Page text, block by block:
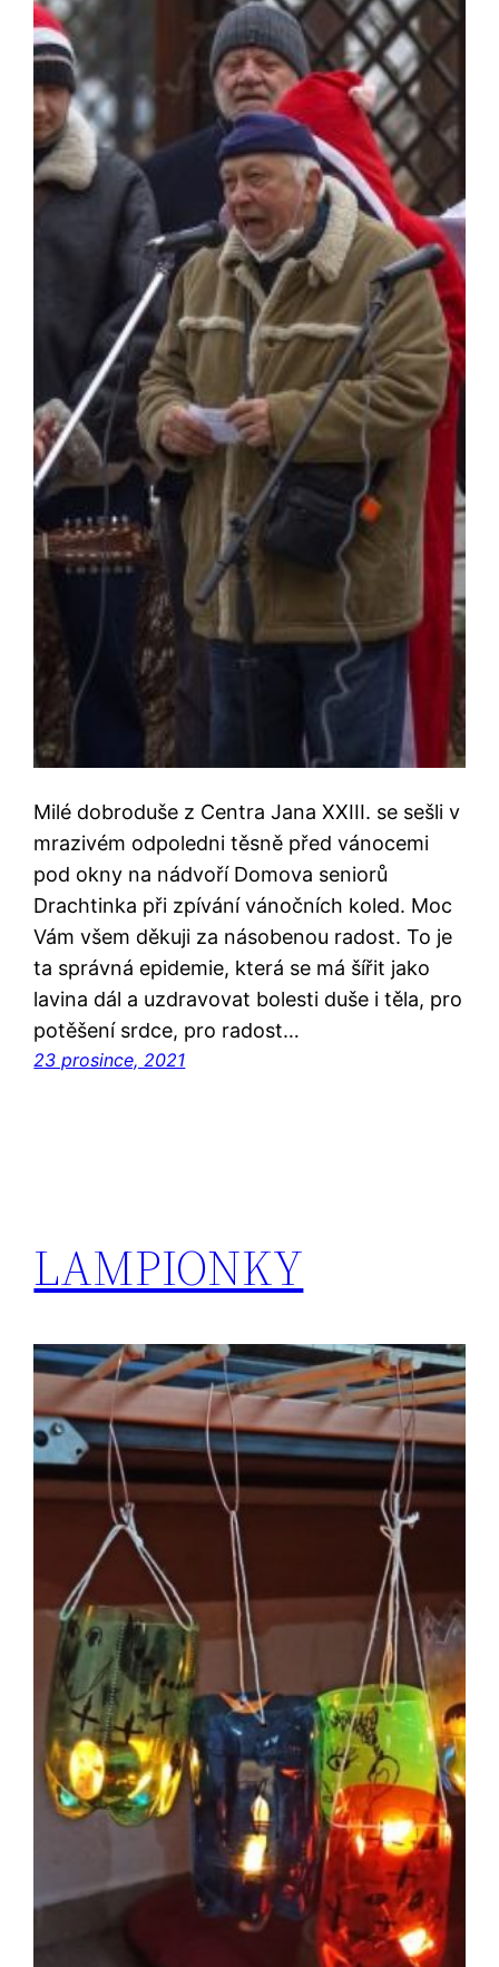
Milé dobroduše z Centra Jana XXIII. se sešli v
mrazivém odpoledni těsně před vánocemi
pod okny na nádvoří Domova seniorů
Drachtinka při zpívání vánočních koled. Moc
Vám všem děkuji za násobenou radost. To je
ta správná epidemie, která se má šířit jako
lavina dál a uzdravovat bolesti duše i těla, pro
potěšení srdce, pro radost…
23 prosince, 2021
LAMPIONKY